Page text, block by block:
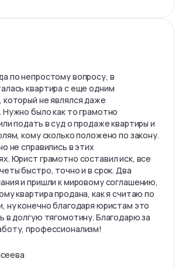
по непростому вопросу, в
квартира с еще одним
не являлся даже
было как то грамотно
подать в суд о продаже квартиры и
кому сколько положено по закону.
не справились в этих
Юрист грамотно составил иск, все
быстро, точно и в срок. Два
и пришли к мировому соглашению,
квартира продана, как я считаю по
ну конечно благодаря юристам это
в долгую тягомотину. Благодарю за
профессионализм!